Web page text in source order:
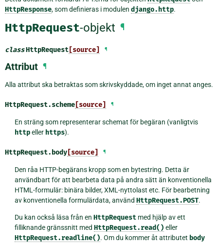
HttpResponse, som definieras i modulen django.http.
HttpRequest-objekt ¶
classHttpRequest [source] ¶
Attribut ¶
Alla attribut ska betraktas som skrivskyddade, om inget annat anges.
HttpRequest.scheme [source] ¶
En sträng som representerar schemat för begäran (vanligtvis
httpeller https).
HttpRequest.body [source] ¶
Den råa HTTP-begärans kropp som en bytestring. Detta är
användbart för att bearbeta data på andra sätt än konventionella
HTML-formulär: binära bilder, XML-nyttolast etc. För bearbetning
av konventionella formulärdata, använd HttpRequest.POST.
Du kan också läsa från en HttpRequestmed hjälp av ett
filliknande gränssnitt med HttpRequest.read() eller
HttpRequest.readline(). Om du kommer åt attributet body